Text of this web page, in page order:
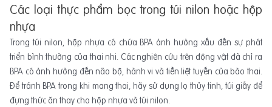
Các loại thực phẩm bọc trong túi nilon hoặc hộp
nhựa
Trong túi nilon, hộp nhựa có chứa BPA ảnh hưởng xấu đến sự phát
triển bình thường của thai nhi. Các nghiên cứu trên động vật đã chỉ ra
BPA có ảnh hưởng đến não bộ, hành vi và tiền liệt tuyến của bào thai.
Để tránh BPA trong khi mang thai, hãy sử dụng lọ thủy tinh, túi giấy để
đựng thức ăn thay cho hộp nhựa và túi nilon.